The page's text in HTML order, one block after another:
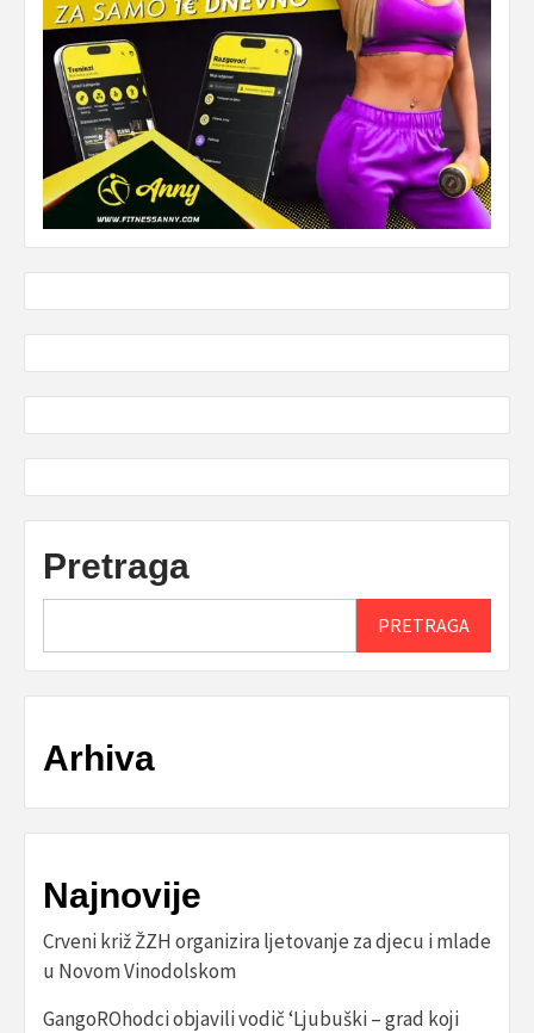
Pretraga
PRETRAGA
Arhiva
Najnovije
Crveni križ ŽZH organizira ljetovanje za djecu i mlade
u Novom Vinodolskom
GangoROhodci objavili vodič ‘Ljubuški – grad koji